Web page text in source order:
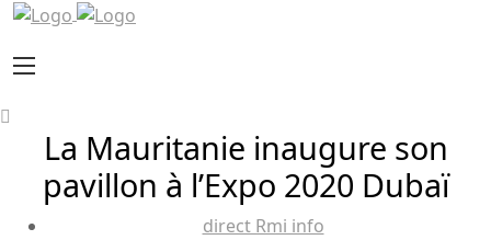
La Mauritanie inaugure son
pavillon à l’Expo 2020 Dubaï
direct Rmi info